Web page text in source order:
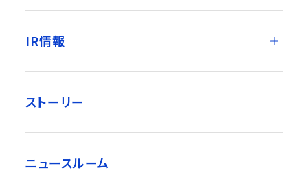
IR情報
ストーリー
ニュースルーム